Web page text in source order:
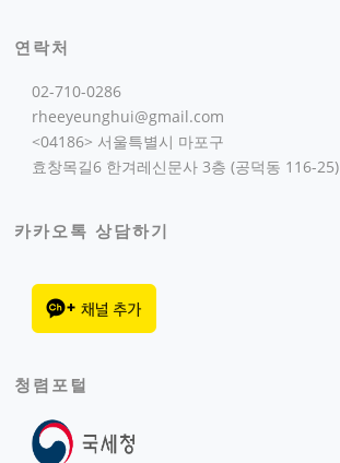
연락처
02-710-0286
rheeyeunghui@gmail.com
<04186> 서울특별시 마포구
효창목길6 한겨레신문사 3층 (공덕동 116-25)
카카오톡 상담하기
청렴포털